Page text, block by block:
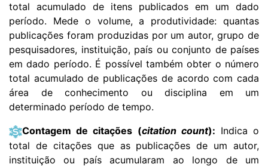
total acumulado de itens publicados em um dado
período. Mede o volume, a produtividade: quantas
publicações foram produzidas por um autor, grupo de
pesquisadores, instituição, país ou conjunto de países
em dado período. É possível também obter o número
total acumulado de publicações de acordo com cada
área de conhecimento ou disciplina em um
determinado período de tempo.
Contagem de citações (citation count): Indica o
total de citações que as publicações de um autor,
instituição ou país acumularam ao longo de um